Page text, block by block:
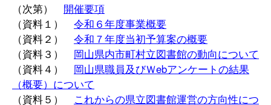
（次第） 開催要項
（資料１） 令和６年度事業概要
（資料２） 令和７年度当初予算案の概要
（資料３） 岡山県内市町村立図書館の動向について
（資料４） 岡山県職員及びＷebアンケートの結果
（概要）について
（資料５） これからの県立図書館運営の方向性につ